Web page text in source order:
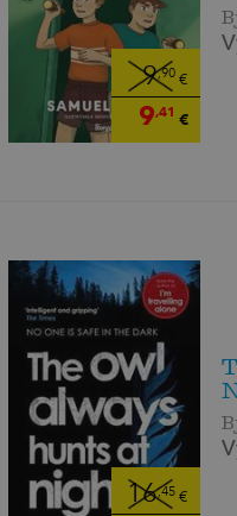
9,90€
9,41 €
16,45€